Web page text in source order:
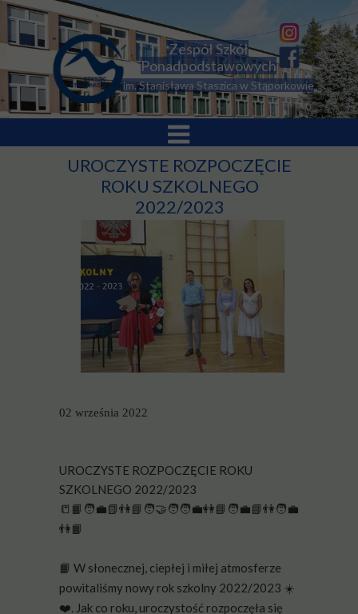
UROCZYSTE ROZPOCZĘCIE
ROKU SZKOLNEGO
2022/2023
02 września 2022
UROCZYSTE ROZPOCZĘCIE ROKU
SZKOLNEGO 2022/2023
📒📙 🧑‍💼📗👫📘 🧑‍🤝‍🧑🧑‍💼👭📘 🧑‍💼📘👫🧑‍💼
👫📙
📙 W słonecznej, ciepłej i miłej atmosferze
powitaliśmy nowy rok szkolny 2022/2023 ☀
❤️. Jak co roku, uroczystość rozpoczęła się
im. Stanisława Staszica w Stąporkowie
Zespół Szkół
Ponadpodstawowych